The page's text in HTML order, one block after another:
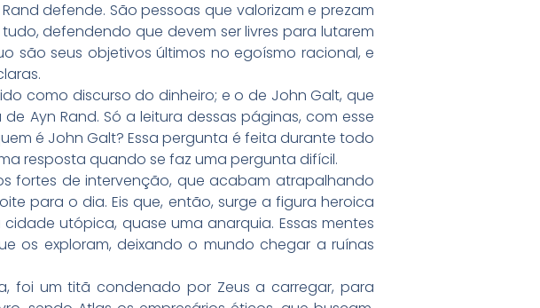
defende. São pessoas que valorizam e prezam
defendendo que devem ser livres para lutarem
são seus objetivos últimos no egoísmo racional, e
como discurso do dinheiro; e o de John Galt, que
Ayn Rand. Só a leitura dessas páginas, com esse
é John Galt? Essa pergunta é feita durante todo
resposta quando se faz uma pergunta difícil.
fortes de intervenção, que acabam atrapalhando
para o dia. Eis que, então, surge a figura heroica
utópica, quase uma anarquia. Essas mentes
os exploram, deixando o mundo chegar a ruínas
foi um titã condenado por Zeus a carregar, para